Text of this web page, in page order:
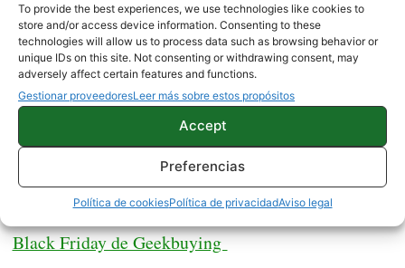
To provide the best experiences, we use technologies like cookies to
store and/or access device information. Consenting to these
technologies will allow us to process data such as browsing behavior or
unique IDs on this site. Not consenting or withdrawing consent, may
adversely affect certain features and functions.
Gestionar proveedoresLeer más sobre estos propósitos
Accept
Preferencias
Política de cookiesPolítica de privacidadAviso legal
Cupón de 50 euros en productos de más de 500
euros
Estos cupones no son ilimitados, por lo que deberás
darte prisa si quieres disfrutar de alguno. El más
interesante es el de20 euros,que nos permitirá
tener un descuento muy interesante si compramos
un móvil de más de 200 euros.
Black Friday de Geekbuying